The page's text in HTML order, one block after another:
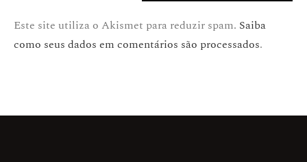
Este site utiliza o Akismet para reduzir spam. Saiba
como seus dados em comentários são processados.